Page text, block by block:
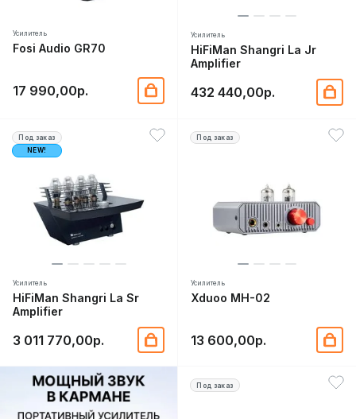
Усилитель
Fosi Audio GR70
17 990,00р.
Усилитель
HiFiMan Shangri La Jr
Amplifier
432 440,00р.
Под заказ
NEW!
Усилитель
HiFiMan Shangri La Sr
Amplifier
3 011 770,00р.
Под заказ
Усилитель
Xduoo MH-02
13 600,00р.
Под заказ